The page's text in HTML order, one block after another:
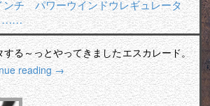
チ パワーウインドウレギュレータ
……
る～っとやってきましたエスカレード。
reading→